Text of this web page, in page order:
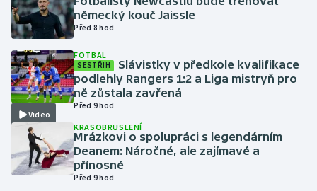
Moderní pětiboj
Motorsport
Olympijské hry
Parasport
Plavání
Plážový volejbal
německý kouč Jaissle
Před 8 hod
Video
FOTBAL
SESTŘIH
Slávistky v předkole kvalifikace
podlehly Rangers 1:2 a Liga mistryň pro
ně zůstala zavřená
Před 9 hod
KRASOBRUSLENÍ
Mrázkovi o spolupráci s legendárním
Deanem: Náročné, ale zajímavé a
přínosné
Před 9 hod